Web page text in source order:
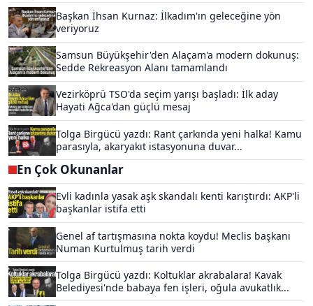
Başkan İhsan Kurnaz: İlkadım'ın geleceğine yön
veriyoruz
Samsun Büyükşehir'den Alaçam'a modern dokunuş:
Sedde Rekreasyon Alanı tamamlandı
Vezirköprü TSO'da seçim yarışı başladı: İlk aday
Hayati Ağca'dan güçlü mesaj
Tolga Birgücü yazdı: Rant çarkında yeni halka! Kamu
parasıyla, akaryakıt istasyonuna duvar...
En Çok Okunanlar
Evli kadınla yasak aşk skandalı kenti karıştırdı: AKP'li
başkanlar istifa etti
Genel af tartışmasına nokta koydu! Meclis başkanı
Numan Kurtulmuş tarih verdi
Tolga Birgücü yazdı: Koltuklar akrabalara! Kavak
Belediyesi'nde babaya fen işleri, oğula avukatlık...